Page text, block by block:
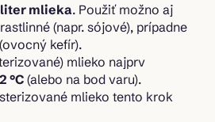
liter mlieka. Použiť možno aj
(napr. sójové), prípadne
kefír).
mlieko najprv
°C (alebo na bod varu).
mlieko tento krok